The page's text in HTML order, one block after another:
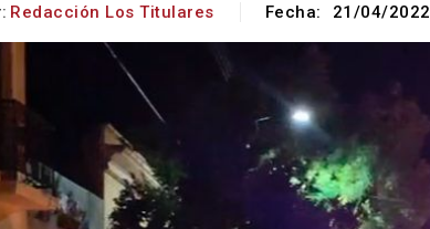
Redacción Los Titulares Fecha: 21/04/2022